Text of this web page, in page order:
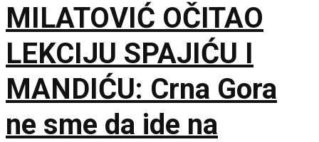
MILATOVIĆ OČITAO
LEKCIJU SPAJIĆU I
MANDIĆU: Crna Gora
ne sme da ide na